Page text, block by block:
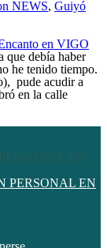
NEWS, Guiyó
en VIGO
que debía haber
he tenido tiempo.
pude acudir a
en la calle
EN